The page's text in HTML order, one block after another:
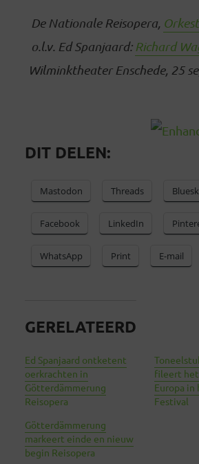
De Nationale Reisopera,
o.l.v. Ed Spanjaard: Richard
Wilminktheater Enschede, 25
DIT DELEN:
Mastodon Threads
Facebook LinkedIn
WhatsApp Print E-mail
GERELATEERD
Ed Spanjaard ontketent
oerkrachten in
Götterdämmerung
Reisopera
fileert
Europa in
Festival
Götterdämmerung
markeert einde en nieuw
begin Reisopera